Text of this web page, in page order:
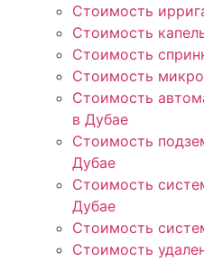
Стоимость
Стоимость
Стоимость
Стоимость
Стоимость
в Дубае
Стоимость
Дубае
Стоимость
Дубае
Стоимость
Стоимость